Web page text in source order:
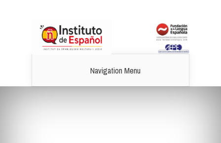
Navigation Menu